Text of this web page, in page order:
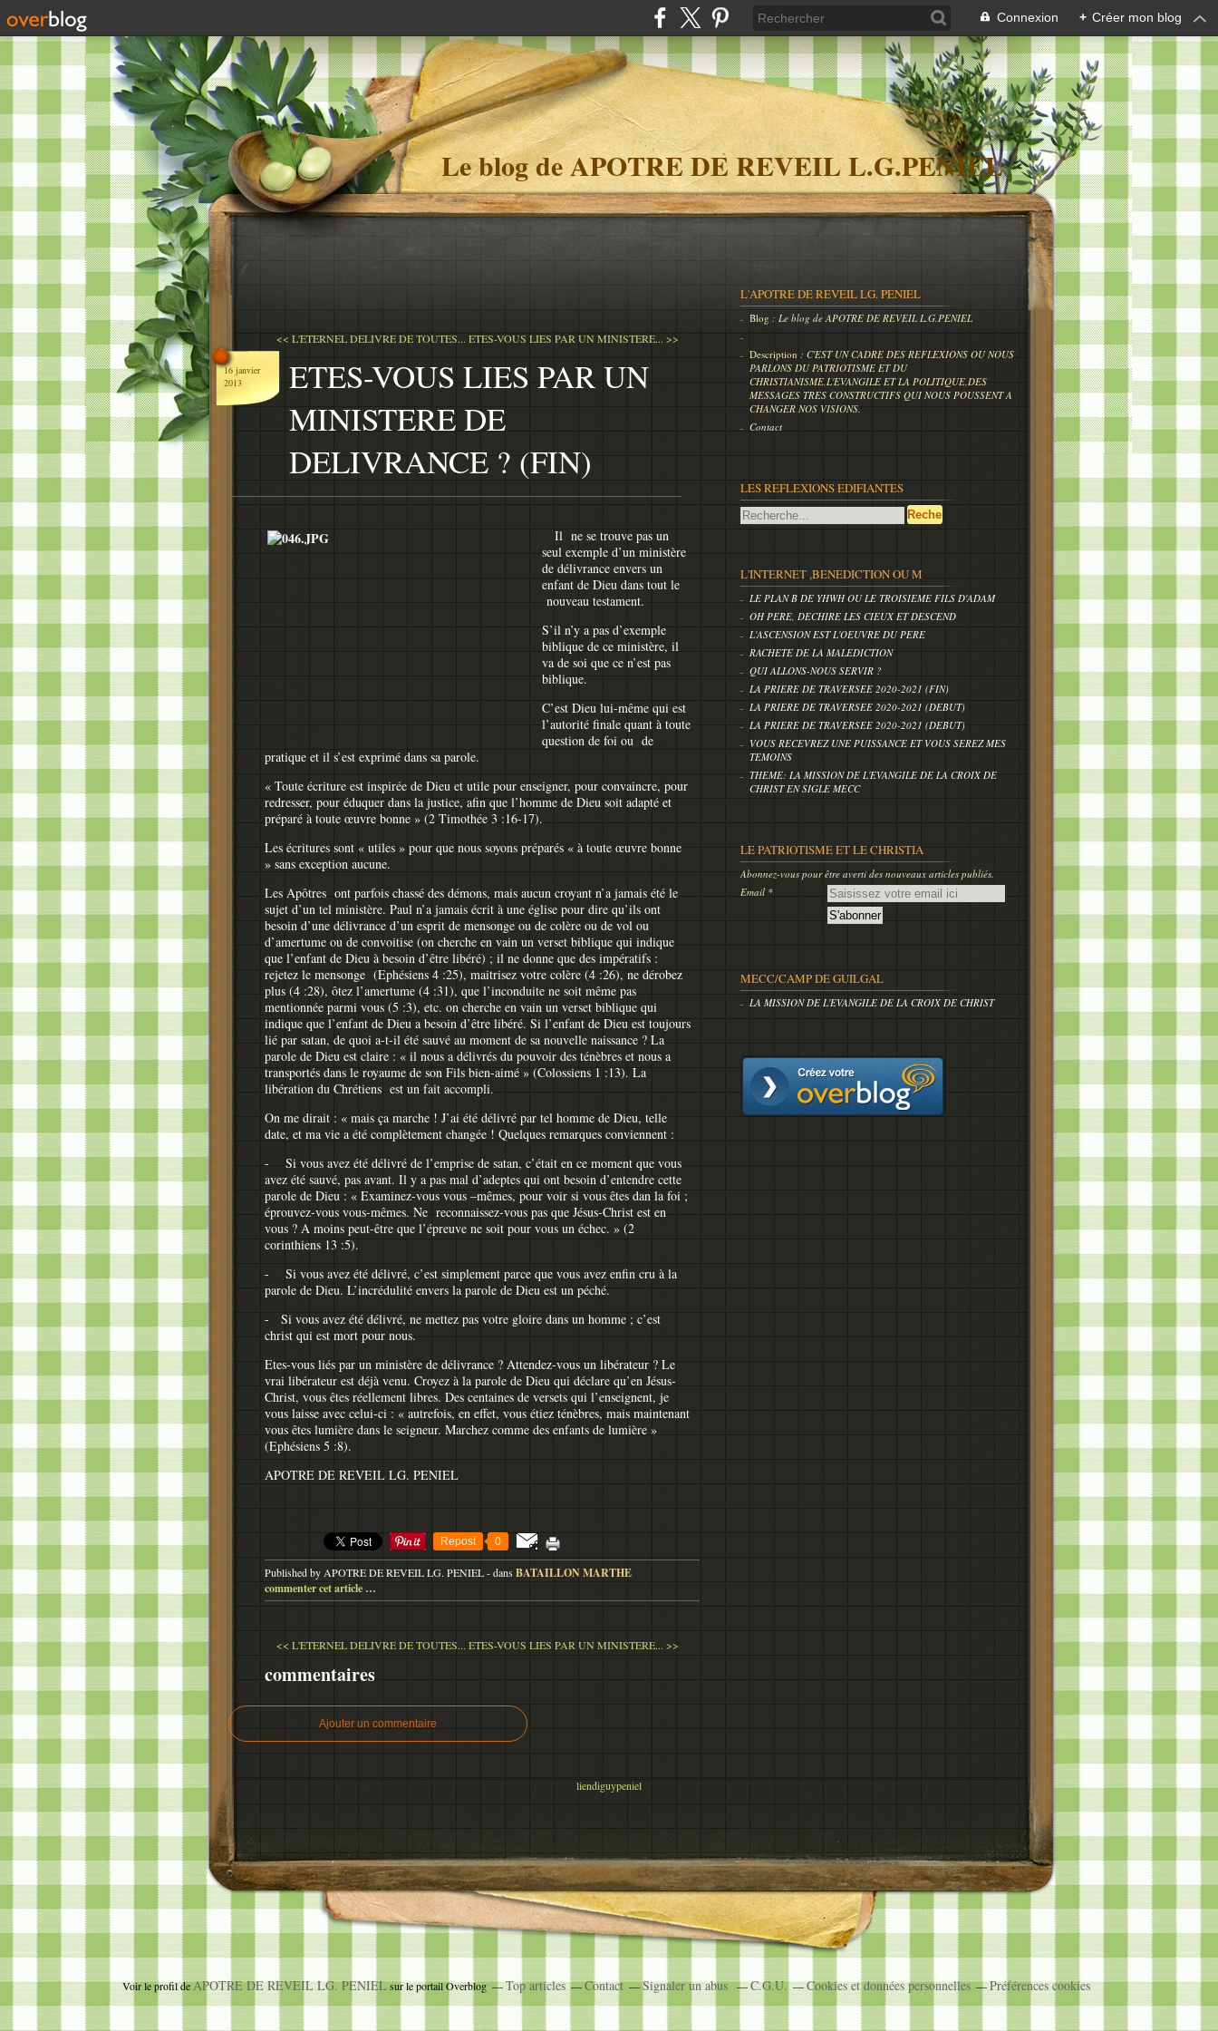
Connexion + Créer mon blog
Le blog de APOTRE DE REVEIL L.G.PENIEL
<< L'ETERNEL DELIVRE DE TOUTES... ETES-VOUS LIES PAR UN MINISTERE... >>
16 janvier
2013
ETES-VOUS LIES PAR UN
MINISTERE DE
DELIVRANCE ? (FIN)
Il ne se trouve pas un
seul exemple d’un ministère
de délivrance envers un
enfant de Dieu dans tout le
nouveau testament.
S’il n’y a pas d’exemple
biblique de ce ministère, il
va de soi que ce n’est pas
biblique.
C’est Dieu lui-même qui est
l’autorité finale quant à toute
question de foi ou de
pratique et il s’est exprimé dans sa parole.
« Toute écriture est inspirée de Dieu et utile pour enseigner, pour convaincre, pour
redresser, pour éduquer dans la justice, afin que l’homme de Dieu soit adapté et
préparé à toute œuvre bonne » (2 Timothée 3 :16-17).
Les écritures sont « utiles » pour que nous soyons préparés « à toute œuvre bonne
» sans exception aucune.
Les Apôtres ont parfois chassé des démons, mais aucun croyant n’a jamais été le
sujet d’un tel ministère. Paul n’a jamais écrit à une église pour dire qu’ils ont
besoin d’une délivrance d’un esprit de mensonge ou de colère ou de vol ou
d’amertume ou de convoitise (on cherche en vain un verset biblique qui indique
que l’enfant de Dieu à besoin d’être libéré) ; il ne donne que des impératifs :
rejetez le mensonge (Ephésiens 4 :25), maitrisez votre colère (4 :26), ne dérobez
plus (4 :28), ôtez l’amertume (4 :31), que l’inconduite ne soit même pas
mentionnée parmi vous (5 :3), etc. on cherche en vain un verset biblique qui
indique que l’enfant de Dieu a besoin d’être libéré. Si l’enfant de Dieu est toujours
lié par satan, de quoi a-t-il été sauvé au moment de sa nouvelle naissance ? La
parole de Dieu est claire : « il nous a délivrés du pouvoir des ténèbres et nous a
transportés dans le royaume de son Fils bien-aimé » (Colossiens 1 :13). La
libération du Chrétiens est un fait accompli.
On me dirait : « mais ça marche ! J’ai été délivré par tel homme de Dieu, telle
date, et ma vie a été complètement changée ! Quelques remarques conviennent :
- Si vous avez été délivré de l’emprise de satan, c’était en ce moment que vous
avez été sauvé, pas avant. Il y a pas mal d’adeptes qui ont besoin d’entendre cette
parole de Dieu : « Examinez-vous vous –mêmes, pour voir si vous êtes dan la foi ;
éprouvez-vous vous-mêmes. Ne reconnaissez-vous pas que Jésus-Christ est en
vous ? A moins peut-être que l’épreuve ne soit pour vous un échec. » (2
corinthiens 13 :5).
- Si vous avez été délivré, c’est simplement parce que vous avez enfin cru à la
parole de Dieu. L’incrédulité envers la parole de Dieu est un péché.
- Si vous avez été délivré, ne mettez pas votre gloire dans un homme ; c’est
christ qui est mort pour nous.
Etes-vous liés par un ministère de délivrance ? Attendez-vous un libérateur ? Le
vrai libérateur est déjà venu. Croyez à la parole de Dieu qui déclare qu’en Jésus-
Christ, vous êtes réellement libres. Des centaines de versets qui l’enseignent, je
vous laisse avec celui-ci : « autrefois, en effet, vous étiez ténèbres, mais maintenant
vous êtes lumière dans le seigneur. Marchez comme des enfants de lumière »
(Ephésiens 5 :8).
APOTRE DE REVEIL LG. PENIEL
Repost 0
Published by APOTRE DE REVEIL LG. PENIEL-dans BATAILLON MARTHE
commenter cet article …
<< L'ETERNEL DELIVRE DE TOUTES... ETES-VOUS LIES PAR UN MINISTERE... >>
commentaires
Ajouter un commentaire
L'APOTRE DE REVEIL LG. PENIEL
Blog : Le blog de APOTRE DE REVEIL L.G.PENIEL
Description : C'EST UN CADRE DES REFLEXIONS OU NOUS
PARLONS DU PATRIOTISME ET DU
CHRISTIANISME,L'EVANGILE ET LA POLITIQUE,DES
MESSAGES TRES CONSTRUCTIFS QUI NOUS POUSSENT A
CHANGER NOS VISIONS.
Contact
LES REFLEXIONS EDIFIANTES
L'INTERNET ,BENEDICTION OU M
LE PLAN B DE YHWH OU LE TROISIEME FILS D'ADAM
OH PERE, DECHIRE LES CIEUX ET DESCEND
L'ASCENSION EST L'OEUVRE DU PERE
RACHETE DE LA MALEDICTION
QUI ALLONS-NOUS SERVIR ?
LA PRIERE DE TRAVERSEE 2020-2021 (FIN)
LA PRIERE DE TRAVERSEE 2020-2021 (DEBUT)
LA PRIERE DE TRAVERSEE 2020-2021 (DEBUT)
VOUS RECEVREZ UNE PUISSANCE ET VOUS SEREZ MES
TEMOINS
THEME: LA MISSION DE L'EVANGILE DE LA CROIX DE
CHRIST EN SIGLE MECC
LE PATRIOTISME ET LE CHRISTIA
Abonnez-vous pour être averti des nouveaux articles publiés.
Email
MECC/CAMP DE GUILGAL
LA MISSION DE L'EVANGILE DE LA CROIX DE CHRIST
liendiguypeniel
Voir le profil deAPOTRE DE REVEIL LG. PENIELsur le portail Overblog Top articles Contact Signaler un abus C.G.U. Cookies et données personnelles Préférences cookies